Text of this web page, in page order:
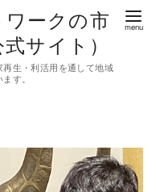
ークの市
サイト）
生・利活用を通して地域
す。